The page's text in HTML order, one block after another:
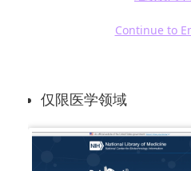
Continue to
仅限医学领域